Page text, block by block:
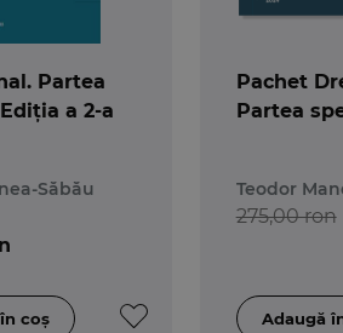
Partea
a 2-a
Săbău
Pachet
Partea
Teodor
275,00 ron